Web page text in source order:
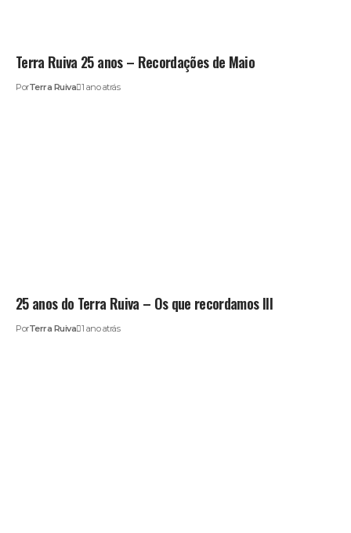
Terra Ruiva 25 anos – Recordações de Maio
PorTerra Ruiva 1 ano atrás
25 anos do Terra Ruiva – Os que recordamos III
PorTerra Ruiva 1 ano atrás